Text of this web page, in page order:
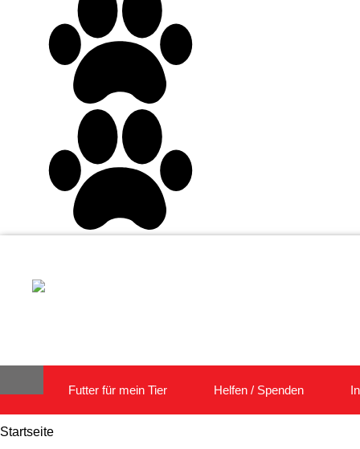
Futter für mein Tier Helfen / Spenden
Startseite